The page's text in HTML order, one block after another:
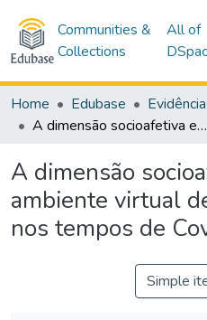
Communities &
Collections
All of
Home Edubase
Evidência
A dimensão socioafetiva em ambiente virtual de aprendizagem nos tempos de Covid-19
A dimensão
ambiente virtual
nos tempos de
Simple